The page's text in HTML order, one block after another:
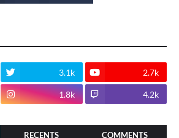
3.1k 2.7k
1.8k 4.2k
RECENTS COMMENTS